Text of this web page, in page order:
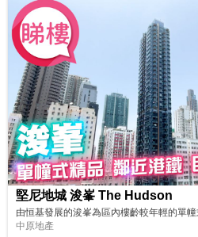
堅尼地城 浚峯 The Hudson
中原地產